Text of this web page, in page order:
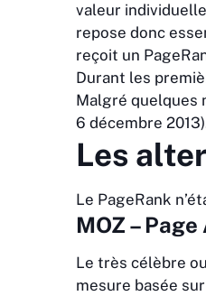
valeur
repose donc
reçoit un
Durant les
Malgré quelques
6 décembre
Les
Le PageRank
MOZ –
Le très célèbre
mesure basée